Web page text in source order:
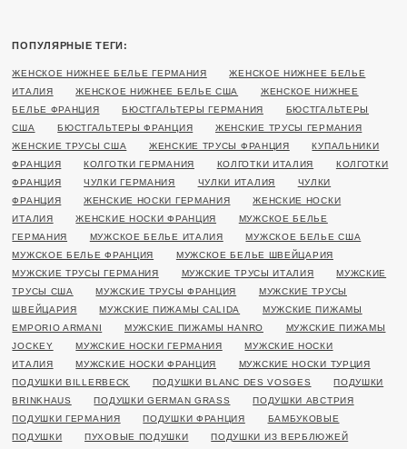
ПОПУЛЯРНЫЕ ТЕГИ:
ЖЕНСКОЕ НИЖНЕЕ БЕЛЬЕ ГЕРМАНИЯ
ЖЕНСКОЕ НИЖНЕЕ БЕЛЬЕ
ИТАЛИЯ
ЖЕНСКОЕ НИЖНЕЕ БЕЛЬЕ США
ЖЕНСКОЕ НИЖНЕЕ
БЕЛЬЕ ФРАНЦИЯ
БЮСТГАЛЬТЕРЫ ГЕРМАНИЯ
БЮСТГАЛЬТЕРЫ
США
БЮСТГАЛЬТЕРЫ ФРАНЦИЯ
ЖЕНСКИЕ ТРУСЫ ГЕРМАНИЯ
ЖЕНСКИЕ ТРУСЫ США
ЖЕНСКИЕ ТРУСЫ ФРАНЦИЯ
КУПАЛЬНИКИ
ФРАНЦИЯ
КОЛГОТКИ ГЕРМАНИЯ КОЛГОТКИ ИТАЛИЯ
КОЛГОТКИ
ФРАНЦИЯ
ЧУЛКИ ГЕРМАНИЯ ЧУЛКИ ИТАЛИЯ
ЧУЛКИ
ФРАНЦИЯ
ЖЕНСКИЕ НОСКИ ГЕРМАНИЯ
ЖЕНСКИЕ НОСКИ
ИТАЛИЯ
ЖЕНСКИЕ НОСКИ ФРАНЦИЯ
МУЖСКОЕ БЕЛЬЕ
ГЕРМАНИЯ
МУЖСКОЕ БЕЛЬЕ ИТАЛИЯ
МУЖСКОЕ БЕЛЬЕ США
МУЖСКОЕ БЕЛЬЕ ФРАНЦИЯ
МУЖСКОЕ БЕЛЬЕ ШВЕЙЦАРИЯ
МУЖСКИЕ ТРУСЫ ГЕРМАНИЯ
МУЖСКИЕ ТРУСЫ ИТАЛИЯ
МУЖСКИЕ
ТРУСЫ США
МУЖСКИЕ ТРУСЫ ФРАНЦИЯ
МУЖСКИЕ ТРУСЫ
ШВЕЙЦАРИЯ
МУЖСКИЕ ПИЖАМЫ CALIDA
МУЖСКИЕ ПИЖАМЫ
EMPORIO ARMANI
МУЖСКИЕ ПИЖАМЫ HANRO
МУЖСКИЕ ПИЖАМЫ
JOCKEY
МУЖСКИЕ НОСКИ ГЕРМАНИЯ
МУЖСКИЕ НОСКИ
ИТАЛИЯ
МУЖСКИЕ НОСКИ ФРАНЦИЯ
МУЖСКИЕ НОСКИ ТУРЦИЯ
ПОДУШКИ BILLERBECK
ПОДУШКИ BLANC DES VOSGES
ПОДУШКИ
BRINKHAUS
ПОДУШКИ GERMAN GRASS
ПОДУШКИ АВСТРИЯ
ПОДУШКИ ГЕРМАНИЯ
ПОДУШКИ ФРАНЦИЯ
БАМБУКОВЫЕ
ПОДУШКИ
ПУХОВЫЕ ПОДУШКИ
ПОДУШКИ ИЗ ВЕРБЛЮЖЕЙ